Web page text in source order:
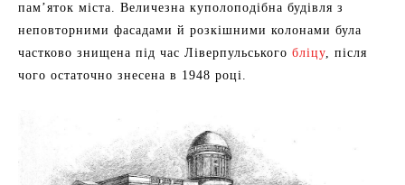
пам’яток міста. Величезна куполоподібна будівля з
неповторними фасадами й розкішними колонами була
частково знищена під час Ліверпульського бліцу , після
чого остаточно знесена в 1948 році.